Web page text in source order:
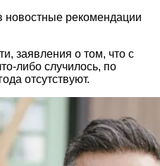
новостные рекомендации
заявления о том, что с
либо случилось, по
отсутствуют.